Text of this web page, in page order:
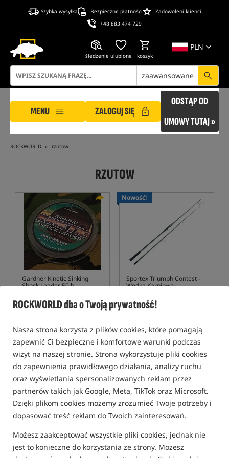
ROCKWORLD dba o Twoją prywatność!
Nasza strona korzysta z plików cookies, które pomagają
zapewnić Ci bezpieczne i komfortowe warunki podczas
wizyt na naszej stronie. Strona wykorzystuje pliki cookies
do zapewnienia prawidłowego działania, analizy ruchu
oraz wyświetlania spersonalizowanych reklam przez
partnerów takich jak Google, Meta, TikTok oraz Microsoft.
Dzięki plikom cookies możemy zrozumieć Twoje potrzeby i
dopasować treść reklam do Twoich zainteresowań.
Możesz zaakceptować wszystkie pliki cookies, jednak nie
jest to konieczne do korzystania ze strony. Możesz
Szybka wysyłka Bezpieczne płatności
Zadowoleni klienci
+48 883 474 729
PLN
śledzenie ulubione koszyk
zaawansowane
MENU ZALOGUJ SIĘ
ODSTĄP OD
UMOWY TUTAJ »
ROCKWORLD rzutow
RZUTOW
Gardner Kinetic Sinking
Shock Leader 50lb
53,99
BRAK TOWARU
Nowość!
Sportex Triumph Contest-
Wędka Karpiowa
1 973,99
KUP
Promocja Nowość!